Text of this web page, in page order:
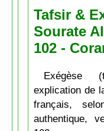
Tafsir &
Sourate
102 -
Exégèse
explication de
français,
authentique,